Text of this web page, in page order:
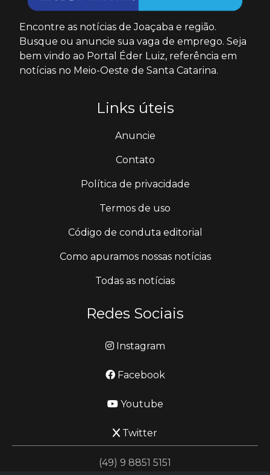
Encontre as notícias de Joaçaba e região.
Busque ou anuncie sua vaga de emprego. Seja
bem vindo ao Portal Éder Luiz, referência em
notícias no Meio-Oeste de Santa Catarina.
Links úteis
Anuncie
Contato
Política de privacidade
Termos de uso
Código de conduta editorial
Como apuramos nossas notícias
Todas as notícias
Redes Sociais
Instagram
Facebook
Youtube
Twitter
(49) 9 8851 5151